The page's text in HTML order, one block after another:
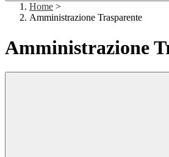
Home >
Amministrazione Trasparente
Amministrazione